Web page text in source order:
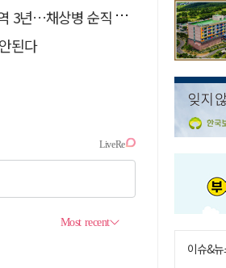
채상병 순직 책임 유죄
된다
이슈&